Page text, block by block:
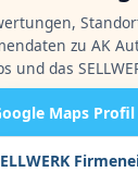
zu AK
und das
Maps